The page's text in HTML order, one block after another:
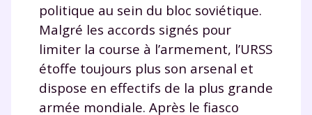
politique au sein du bloc soviétique.
Malgré les accords signés pour
limiter la course à l’armement, l’URSS
étoffe toujours plus son arsenal et
dispose en effectifs de la plus grande
armée mondiale. Après le fiasco